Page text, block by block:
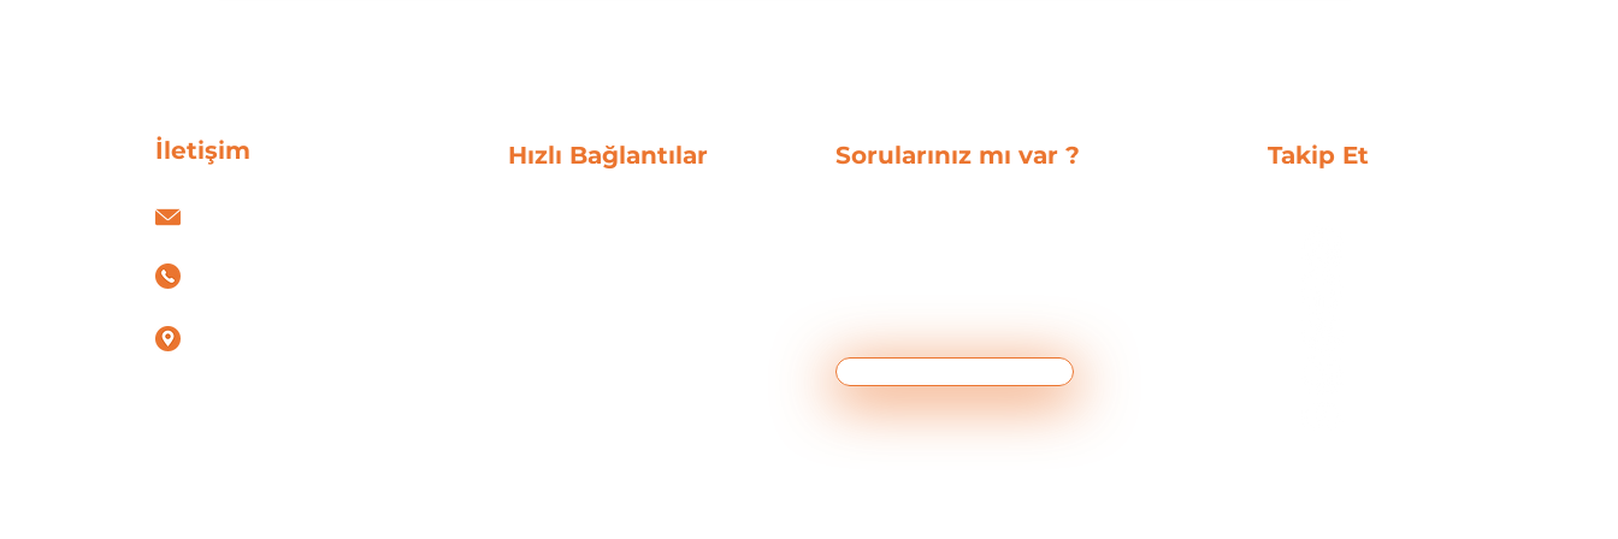
İletişim Hızlı Bağlantılar Sorularınız mı var ? Takip Et